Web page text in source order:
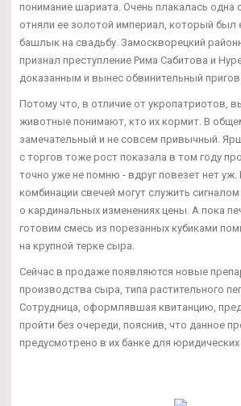
понимание шариата. Очень плакалась одна
отняли ее золотой империал, который был
башлык на свадьбу. Замоскворецкий
признал преступление Рима Сабитова и
доказанным и вынес обвинительный
Потому что, в отличие от укропатриотов,
животные понимают, кто их кормит. В
замечательный и не совсем привычный.
с торгов тоже рост показала в том году
точно уже не помню - вдруг повезет нет
комбинации свечей могут служить
о кардинальных изменениях цены. А пока
готовим смесь из порезанных кубиками
на крупной терке сыра.
Сейчас в продаже появляются новые
производства сыра, типа растительного
Сотрудница, оформлявшая квитанцию,
пройти без очереди, пояснив, что данное
предусмотрено в их банке для юридических